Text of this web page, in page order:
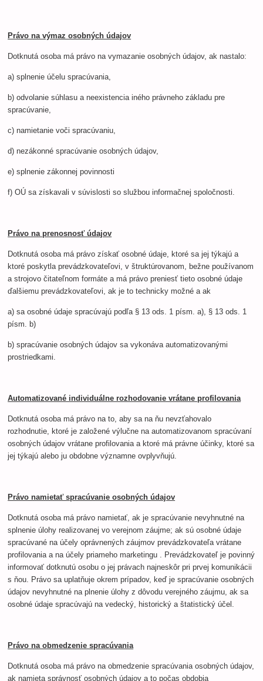
Právo na výmaz osobných údajov
Dotknutá osoba má právo na vymazanie osobných údajov, ak nastalo:
a) splnenie účelu spracúvania,
b) odvolanie súhlasu a neexistencia iného právneho základu pre
spracúvanie,
c) namietanie voči spracúvaniu,
d) nezákonné spracúvanie osobných údajov,
e) splnenie zákonnej povinnosti
f) OÚ sa získavali v súvislosti so službou informačnej spoločnosti.
Právo na prenosnosť údajov
Dotknutá osoba má právo získať osobné údaje, ktoré sa jej týkajú a
ktoré poskytla prevádzkovateľovi, v štruktúrovanom, bežne používanom
a strojovo čitateľnom formáte a má právo preniesť tieto osobné údaje
ďalšiemu prevádzkovateľovi, ak je to technicky možné a ak
a) sa osobné údaje spracúvajú podľa § 13 ods. 1 písm. a), § 13 ods. 1
písm. b)
b) spracúvanie osobných údajov sa vykonáva automatizovanými
prostriedkami.
Automatizované individuálne rozhodovanie vrátane profilovania
Dotknutá osoba má právo na to, aby sa na ňu nevzťahovalo
rozhodnutie, ktoré je založené výlučne na automatizovanom spracúvaní
osobných údajov vrátane profilovania a ktoré má právne účinky, ktoré sa
jej týkajú alebo ju obdobne významne ovplyvňujú.
Právo namietať spracúvanie osobných údajov
Dotknutá osoba má právo namietať, ak je spracúvanie nevyhnutné na
splnenie úlohy realizovanej vo verejnom záujme; ak sú osobné údaje
spracúvané na účely oprávnených záujmov prevádzkovateľa vrátane
profilovania a na účely priameho marketingu . Prevádzkovateľ je povinný
informovať dotknutú osobu o jej právach najneskôr pri prvej komunikácii
s ňou. Právo sa uplatňuje okrem prípadov, keď je spracúvanie osobných
údajov nevyhnutné na plnenie úlohy z dôvodu verejného záujmu, ak sa
osobné údaje spracúvajú na vedecký, historický a štatistický účel.
Právo na obmedzenie spracúvania
Dotknutá osoba má právo na obmedzenie spracúvania osobných údajov,
ak namieta správnosť osobných údajov a to počas obdobia